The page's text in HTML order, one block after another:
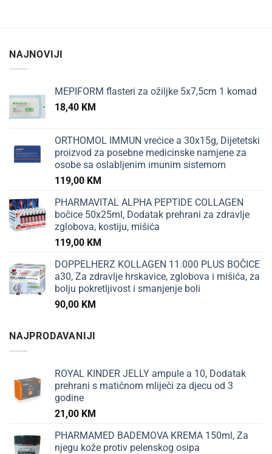
NAJNOVIJI
MEPIFORM flasteri za ožiljke 5x7,5cm 1 komad
18,40 KM
ORTHOMOL IMMUN vrećice a 30x15g, Dijetetski
proizvod za posebne medicinske namjene za
osobe sa oslabljenim imunim sistemom
119,00 KM
PHARMAVITAL ALPHA PEPTIDE COLLAGEN
bočice 50x25ml, Dodatak prehrani za zdravlje
zglobova, kostiju, mišića
119,00 KM
DOPPELHERZ KOLLAGEN 11.000 PLUS BOČICE
a30, Za zdravlje hrskavice, zglobova i mišića, za
bolju pokretljivost i smanjenje boli
90,00 KM
NAJPRODAVANIJI
ROYAL KINDER JELLY ampule a 10, Dodatak
prehrani s matičnom mliječi za djecu od 3
godine
21,00 KM
PHARMAMED BADEMOVA KREMA 150ml, Za
njegu kože protiv pelenskog osipa